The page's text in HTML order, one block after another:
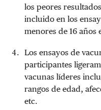
los peores
incluido en los
menores de 16 años
Los ensayos de
participantes
vacunas líderes
rangos de edad,
etc.